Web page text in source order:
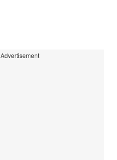
Advertisement